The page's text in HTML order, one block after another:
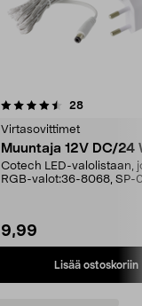
28arvostelut
Virtasovittimet
Muuntaja 12V DC/24
Cotech LED-valolistaan,
RGB-valot:36-8068, SP-
9,99
Lisää ostoskoriin
4.5 viidestä